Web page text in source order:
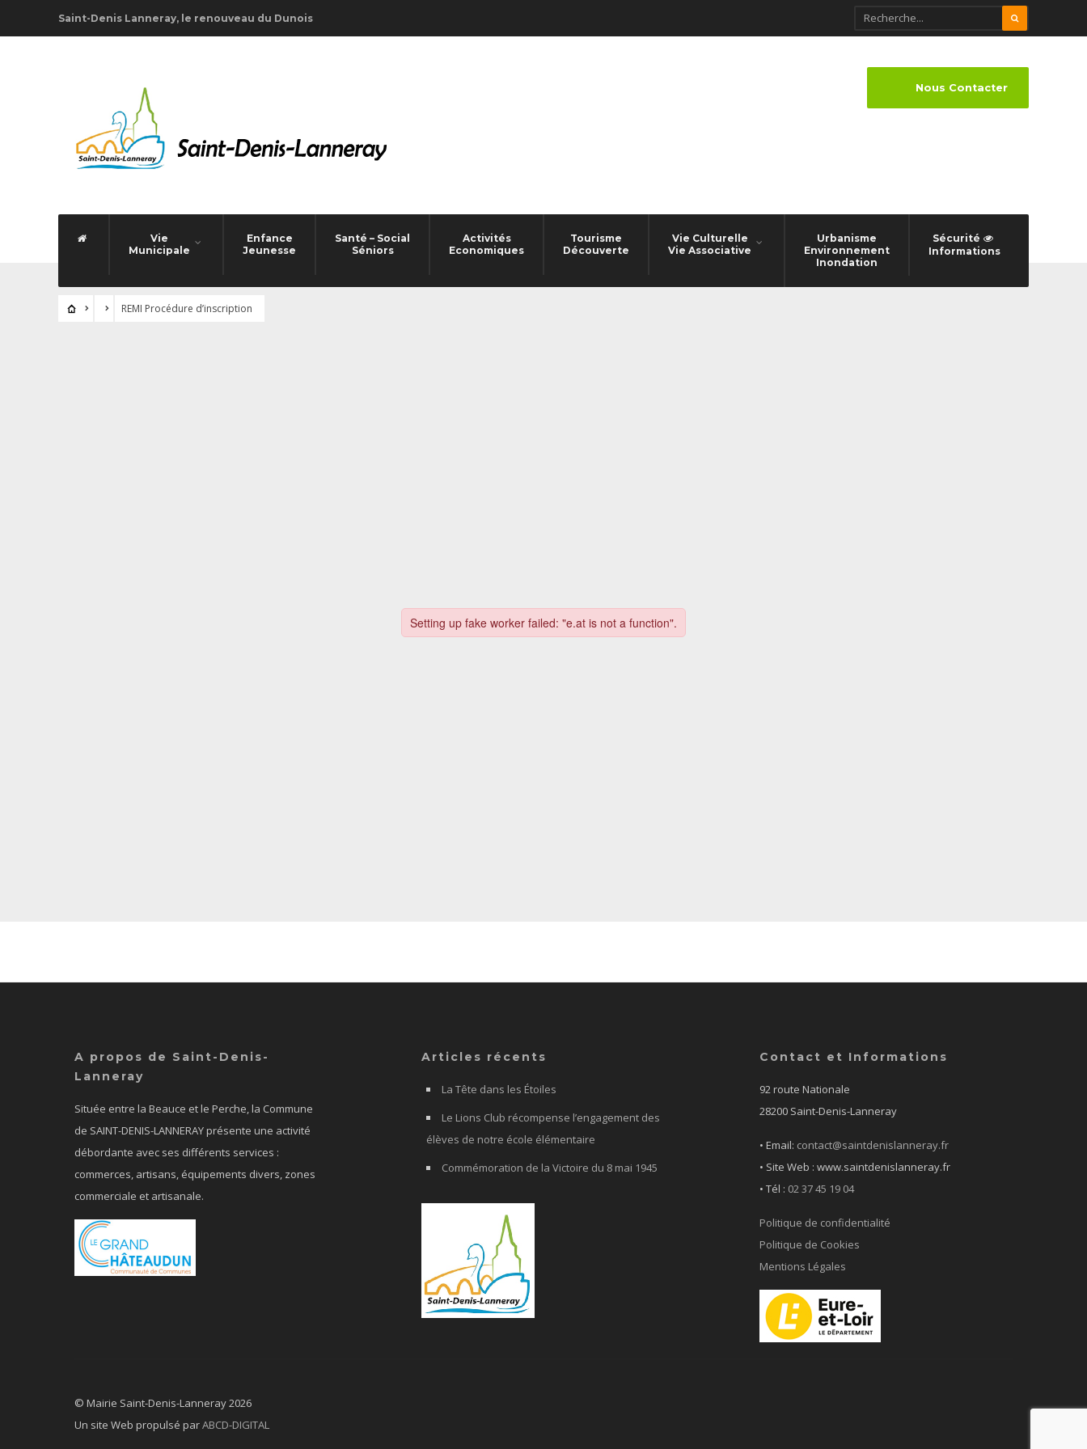
Saint-Denis Lanneray, le renouveau du Dunois
Vie
Municipale
Enfance
Jeunesse
Santé – Social
Séniors
Activités
Economiques
Tourisme
Découverte
Vie Culturelle
Vie Associative
Urbanisme
Environnement
Inondation
Sécurité
Informations
Nous Contacter
REMI Procédure d’inscription
A propos de Saint-Denis-
Lanneray
Située entre la Beauce et le Perche, la Commune
de SAINT-DENIS-LANNERAY présente une activité
débordante avec ses différents services :
commerces, artisans, équipements divers, zones
commerciale et artisanale.
Articles récents
La Tête dans les Étoiles
Le Lions Club récompense l’engagement des
élèves de notre école élémentaire
Commémoration de la Victoire du 8 mai 1945
Contact et Informations
92 route Nationale
28200 Saint-Denis-Lanneray
• Email: contact@saintdenislanneray.fr
• Site Web : www.saintdenislanneray.fr
• Tél : 02 37 45 19 04
Politique de confidentialité
Politique de Cookies
Mentions Légales
© Mairie Saint-Denis-Lanneray 2026
Un site Web propulsé parABCD-DIGITAL